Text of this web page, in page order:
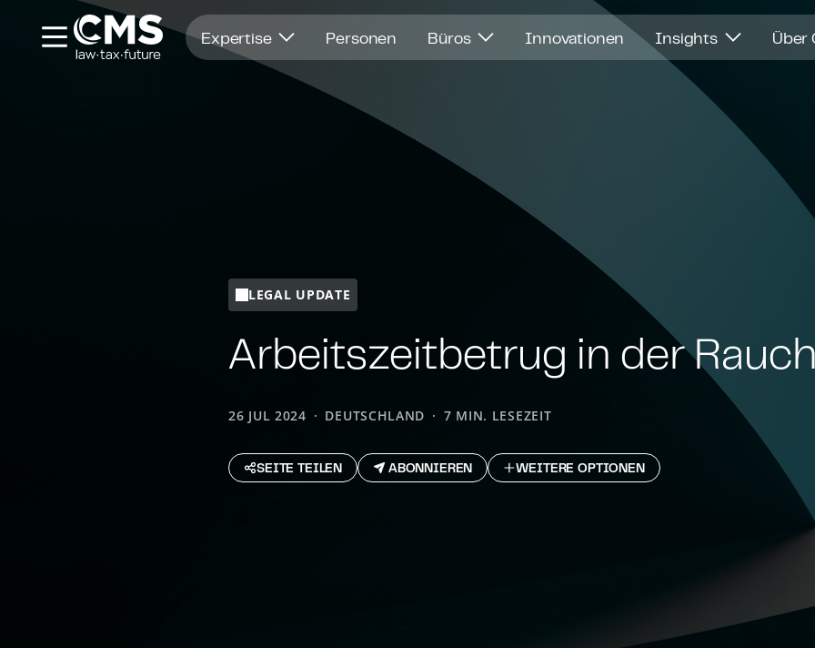
Expertise Personen Büros Innovationen Insights Über
LEGAL UPDATE
Ar­beits­zeit­be­trug in der
26 JUL 2024 DEUTSCHLAND 7 MIN. LESEZEIT
SEITE TEILEN ABONNIEREN WEITERE OPTIONEN
Öffnet in einem neuen Fenster